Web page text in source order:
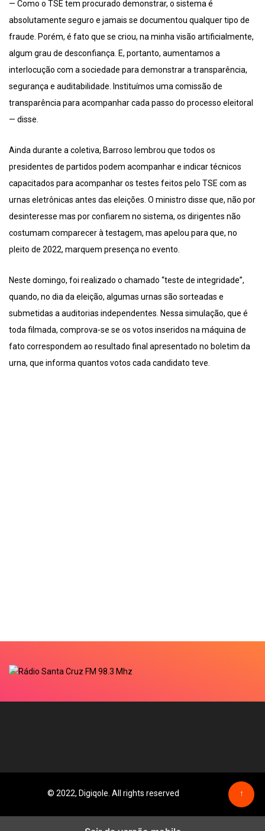
— Como o TSE tem procurado demonstrar, o sistema é
absolutamente seguro e jamais se documentou qualquer tipo de
fraude. Porém, é fato que se criou, na minha visão artificialmente,
algum grau de desconfiança. E, portanto, aumentamos a
interlocução com a sociedade para demonstrar a transparência,
segurança e auditabilidade. Instituímos uma comissão de
transparência para acompanhar cada passo do processo eleitoral
— disse.
Ainda durante a coletiva, Barroso lembrou que todos os
presidentes de partidos podem acompanhar e indicar técnicos
capacitados para acompanhar os testes feitos pelo TSE com as
urnas eletrônicas antes das eleições. O ministro disse que, não por
desinteresse mas por confiarem no sistema, os dirigentes não
costumam comparecer à testagem, mas apelou para que, no
pleito de 2022, marquem presença no evento.
Neste domingo, foi realizado o chamado “teste de integridade”,
quando, no dia da eleição, algumas urnas são sorteadas e
submetidas a auditorias independentes. Nessa simulação, que é
toda filmada, comprova-se se os votos inseridos na máquina de
fato correspondem ao resultado final apresentado no boletim da
urna, que informa quantos votos cada candidato teve.
© 2022, Digiqole. All rights reserved ↑